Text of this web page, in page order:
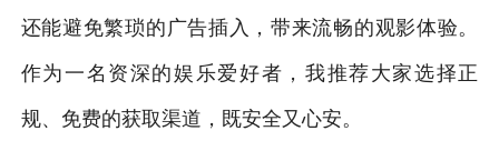
还能避免繁琐的广告插入，带来流畅的观影体验。
作为一名资深的娱乐爱好者，我推荐大家选择正
规、免费的获取渠道，既安全又心安。